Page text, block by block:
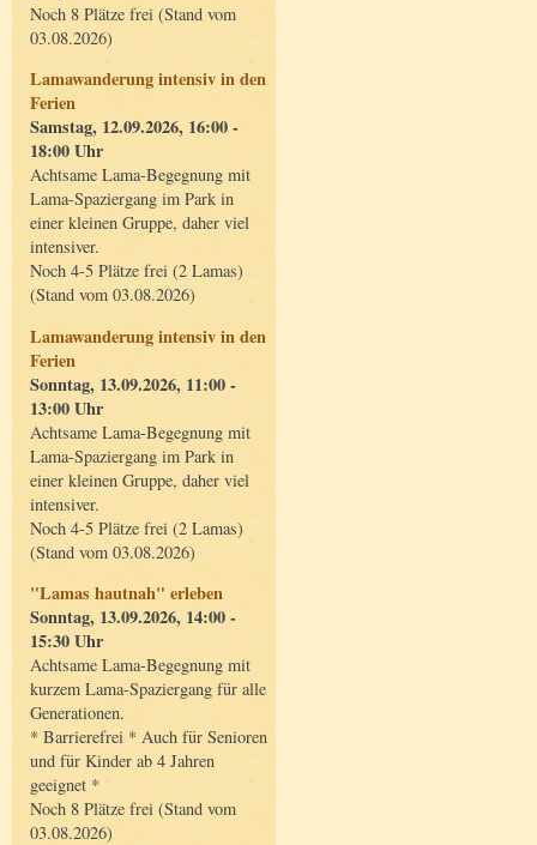
Noch 8 Plätze frei (Stand vom
03.08.2026)
Lamawanderung intensiv in den
Ferien
Samstag, 12.09.2026, 16:00 -
18:00 Uhr
Achtsame Lama-Begegnung mit
Lama-Spaziergang im Park in
einer kleinen Gruppe, daher viel
intensiver.
Noch 4-5 Plätze frei (2 Lamas)
(Stand vom 03.08.2026)
Lamawanderung intensiv in den
Ferien
Sonntag, 13.09.2026, 11:00 -
13:00 Uhr
Achtsame Lama-Begegnung mit
Lama-Spaziergang im Park in
einer kleinen Gruppe, daher viel
intensiver.
Noch 4-5 Plätze frei (2 Lamas)
(Stand vom 03.08.2026)
"Lamas hautnah" erleben
Sonntag, 13.09.2026, 14:00 -
15:30 Uhr
Achtsame Lama-Begegnung mit
kurzem Lama-Spaziergang für alle
Generationen.
* Barrierefrei * Auch für Senioren
und für Kinder ab 4 Jahren
geeignet *
Noch 8 Plätze frei (Stand vom
03.08.2026)